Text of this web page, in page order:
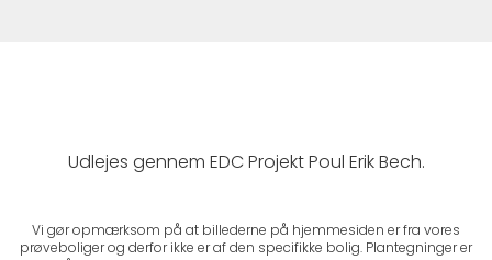
Udlejes gennem EDC Projekt Poul Erik Bech.
Vi gør opmærksom på at billederne på hjemmesiden er fra vores
prøveboliger og derfor ikke er af den specifikke bolig. Plantegninger er